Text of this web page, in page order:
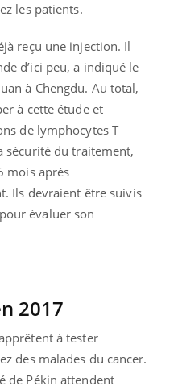
les patients.
reçu une injection. Il
d’ici peu, a indiqué le
à Chengdu. Au total,
à cette étude et
de lymphocytes T
sécurité du traitement,
mois après
Ils devraient être suivis
évaluer son
2017
à tester
des malades du cancer.
de Pékin attendent